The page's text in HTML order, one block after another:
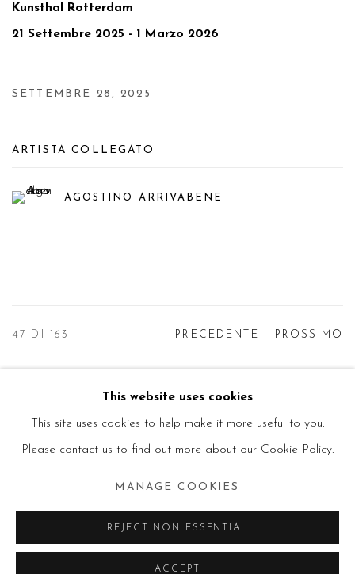
Kunsthal Rotterdam
21 Settembre 2025 - 1 Marzo 2026
SETTEMBRE 28, 2025
ARTISTA COLLEGATO
AGOSTINO ARRIVABENE
PRECEDENTE PROSSIMO
47 DI 163
Manage cookies
© 2026 PRIMO MARELLA GALLERY - TUTTI I
This website uses cookies
This site uses cookies to help make it more useful to you.
Please contact us to find out more about our Cookie Policy.
MANAGE COOKIES
REJECT NON ESSENTIAL
ACCEPT